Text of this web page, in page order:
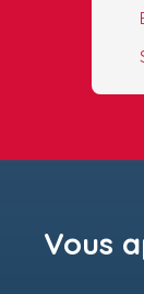
Vous